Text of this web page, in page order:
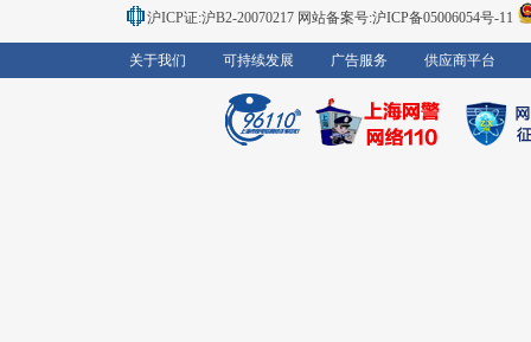
沪ICP证:沪B2-20070217 网站备案号:沪ICP备05006054号-11
关于我们 可持续发展 广告服务 供应商平台